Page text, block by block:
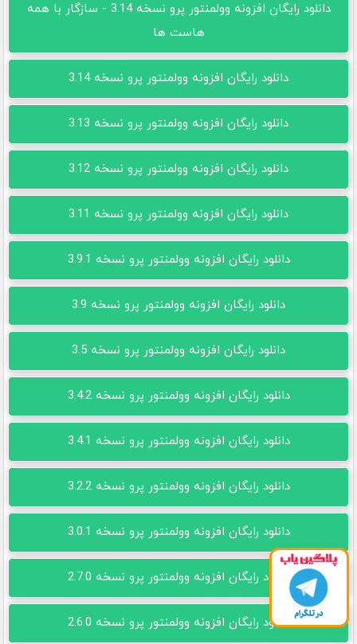
دانلود رایگان افزونه وولمنتور پرو نسخه 3.14 - سازگار با همه
هاست ها
دانلود رایگان افزونه وولمنتور پرو نسخه 3.14
دانلود رایگان افزونه وولمنتور پرو نسخه 3.13
دانلود رایگان افزونه وولمنتور پرو نسخه 3.12
دانلود رایگان افزونه وولمنتور پرو نسخه 3.11
دانلود رایگان افزونه وولمنتور پرو نسخه 3.9.1
دانلود رایگان افزونه وولمنتور پرو نسخه 3.9
دانلود رایگان افزونه وولمنتور پرو نسخه 3.5
دانلود رایگان افزونه وولمنتور پرو نسخه 3.4.2
دانلود رایگان افزونه وولمنتور پرو نسخه 3.4.1
دانلود رایگان افزونه وولمنتور پرو نسخه 3.2.2
دانلود رایگان افزونه وولمنتور پرو نسخه 3.0.1
دانلود رایگان افزونه وولمنتور پرو نسخه 2.7.0
دانلود رایگان افزونه وولمنتور پرو نسخه 2.6.0